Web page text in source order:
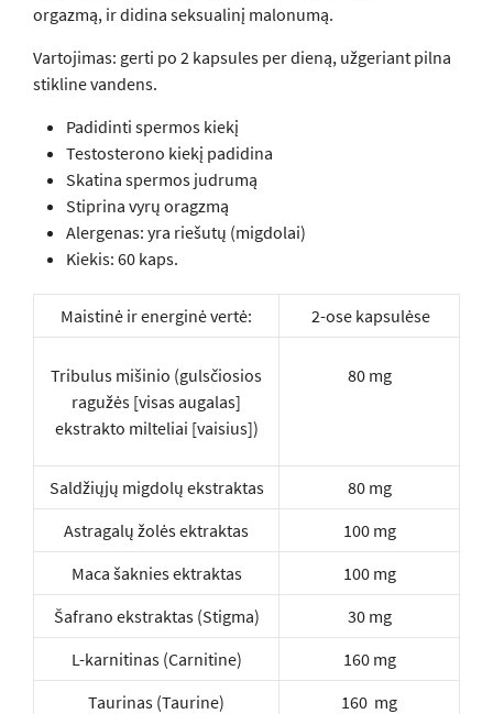
orgazmą, ir didina seksualinį malonumą.
Vartojimas: gerti po 2 kapsules per dieną, užgeriant pilna
stikline vandens.
Padidinti spermos kiekį
Testosterono kiekį padidina
Skatina spermos judrumą
Stiprina vyrų oragzmą
Alergenas: yra riešutų (migdolai)
Kiekis: 60 kaps.
Maistinė ir energinė vertė: 2-ose kapsulėse
Tribulus mišinio (gulsčiosios
ragužės [visas augalas]
ekstrakto milteliai [vaisius])
80 mg
Saldžiųjų migdolų ekstraktas
80 mg
Astragalų žolės ektraktas
100 mg
Maca šaknies ektraktas
100 mg
Šafrano ekstraktas (Stigma)
30 mg
L-karnitinas (Carnitine)
160 mg
Taurinas (Taurine)
160 mg